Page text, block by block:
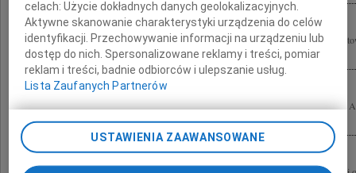
Ogromnie zasmuceni ściskamy gorąco drogą Panią Krysię po stracie wspaniałego
niezwykłego Przyjaciela Pana Andrzeja Wajdy Ania Arendarska, Julia i Camillo.
Krystynie Zachwatowicz wyrazy głębokiego współczucia z powodu śmierci Męża
Majewski
celach:Użycie dokładnych danych geolokalizacyjnych.
Aktywne skanowanie charakterystyki urządzenia do celów
identyfikacji. Przechowywanie informacji na urządzeniu lub
dostęp do nich. Spersonalizowane reklamy i treści, pomiar
reklam i treści, badnie odbiorców i ulepszanie usług.
Lista Zaufanych Partnerów
USTAWIENIA ZAAWANSOWANE